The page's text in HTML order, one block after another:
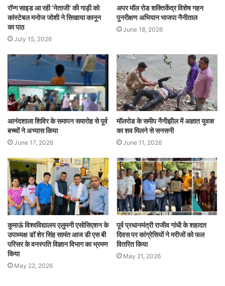
रॉन्ग साइड आ रही ‘नेताजी’ की गाड़ी को
कांस्टेबल मनोज जोशी ने सिखाया कानून
का पाठ
July 15, 2026
अपर मॉल रोड शक्तिकेंद्र विशेष गहन
पुनरीक्षण अभियान भाजपा नैनीताल
June 18, 2026
आनंदशाला शिविर के समापन समारोह से पूर्व
बच्चों ने अभ्यास किया
June 17, 2026
मॉलरोड के समीप नैनीझील में अज्ञात युवक
का शव मिलने से सनसनी
June 11, 2026
कुमाऊं विश्वविद्यालय एलुमनी एसोसिएशन के
उपाध्यक्ष डॉ शेर सिंह सामंत आज डी एस बी
परिसर के वनस्पति विज्ञान विभाग का भ्रमण
किया
May 22, 2026
पूर्व प्रधानमंत्री राजीव गांधी के शहादत
दिवस पर कांग्रेसियों ने मरीजों को फल
वितरित किया
May 21, 2026